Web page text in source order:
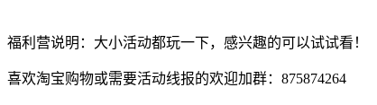
福利营说明：大小活动都玩一下，感兴趣的可以试试看！
喜欢淘宝购物或需要活动线报的欢迎加群：875874264